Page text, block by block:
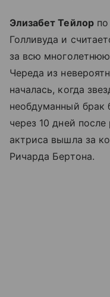
Элизабет Тейлорпо
Голливуда и
за всю
Череда из
началась, когда
необдуманный брак
через 10 дней
актриса вышла за
Ричарда Бертона.